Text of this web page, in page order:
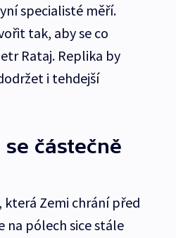
specialisté měří.
tak, aby se co
Rataj. Replika by
i tehdejší
částečně
která Zemi chrání před
na pólech sice stále